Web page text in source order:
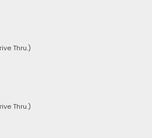
Thru.)
Thru.)